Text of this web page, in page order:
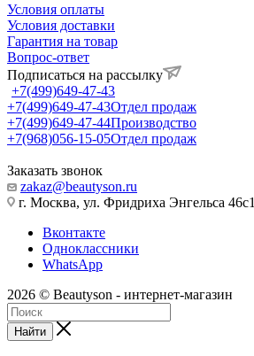
Условия оплаты
Условия доставки
Гарантия на товар
Вопрос-ответ
Подписаться на рассылку
+7(499)649-47-43
+7(499)649-47-43Отдел продаж
+7(499)649-47-44Производство
+7(968)056-15-05Отдел продаж
Заказать звонок
zakaz@beautyson.ru
г. Москва, ул. Фридриха Энгельса 46с1
Вконтакте
Одноклассники
WhatsApp
2026 © Beautyson - интернет-магазин
Найти